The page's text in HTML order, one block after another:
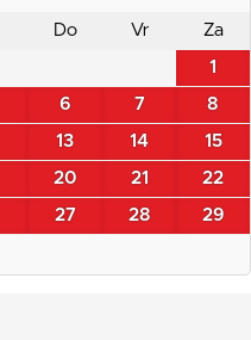
Do Vr Za
1
6 7 8
13 14 15
20 21 22
27 28 29